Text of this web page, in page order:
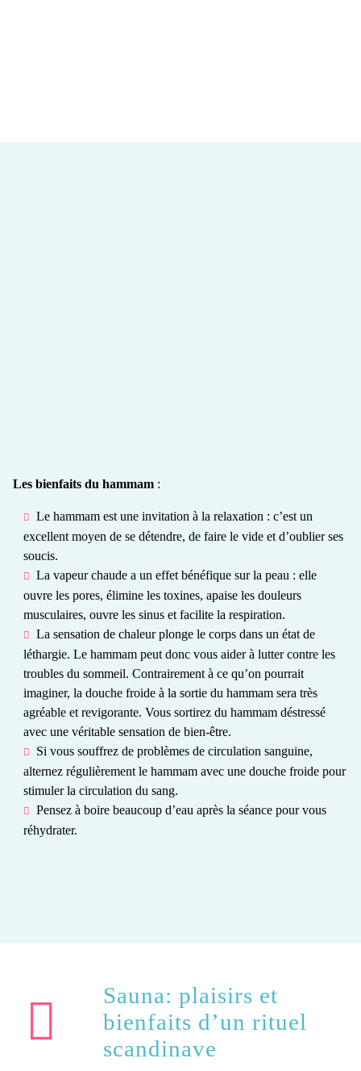
Les bienfaits du hammam :
Le hammam est une invitation à la relaxation : c’est un
excellent moyen de se détendre, de faire le vide et d’oublier ses
soucis.
La vapeur chaude a un effet bénéfique sur la peau : elle
ouvre les pores, élimine les toxines, apaise les douleurs
musculaires, ouvre les sinus et facilite la respiration.
La sensation de chaleur plonge le corps dans un état de
léthargie. Le hammam peut donc vous aider à lutter contre les
troubles du sommeil. Contrairement à ce qu’on pourrait
imaginer, la douche froide à la sortie du hammam sera très
agréable et revigorante. Vous sortirez du hammam déstressé
avec une véritable sensation de bien-être.
Si vous souffrez de problèmes de circulation sanguine,
alternez régulièrement le hammam avec une douche froide pour
stimuler la circulation du sang.
Pensez à boire beaucoup d’eau après la séance pour vous
réhydrater.
Sauna: plaisirs et
bienfaits d’un rituel
scandinave